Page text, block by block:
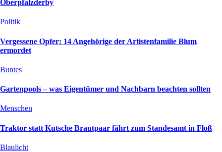
Oberpfalzderby
Politik
Vergessene Opfer: 14 Angehörige der Artistenfamilie Blum
ermordet
Buntes
Gartenpools – was Eigentümer und Nachbarn beachten sollten
Menschen
Traktor statt Kutsche Brautpaar fährt zum Standesamt in Floß
Blaulicht